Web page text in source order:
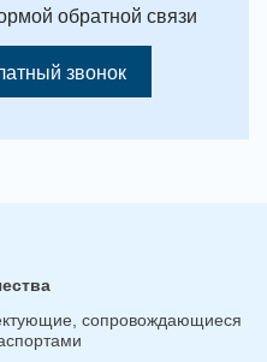
обратной связи
звонок
сопровождающиеся